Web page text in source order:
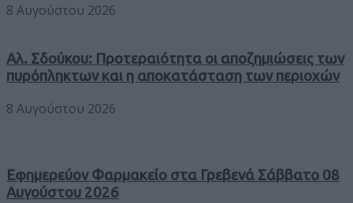
8 Αυγούστου 2026
Αλ. Σδούκου: Προτεραιότητα οι αποζημιώσεις των
πυρόπληκτων και η αποκατάσταση των περιοχών
8 Αυγούστου 2026
Εφημερεύον Φαρμακείο στα Γρεβενά Σάββατο 08
Αυγούστου 2026